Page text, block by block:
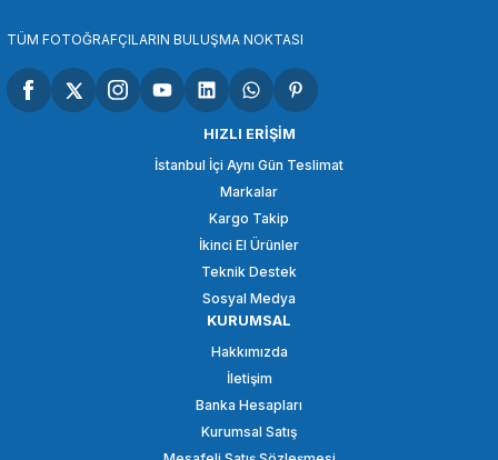
OEM
OEM Marka HD12 4K HDMI Kablosu (A-A Mini) 100cm
SEPETE EKLE
OEM Marka USB AV 1.5m 10 Pim Görüntü Aktarım Kablosu
TÜM FOTOĞRAFÇILARIN BULUŞMA NOKTASI
HIZLI ERİŞİM
İstanbul İçi Aynı Gün Teslimat
Markalar
Kargo Takip
İkinci El Ürünler
Teknik Destek
Sosyal Medya
KURUMSAL
Hakkımızda
İletişim
Banka Hesapları
Kurumsal Satış